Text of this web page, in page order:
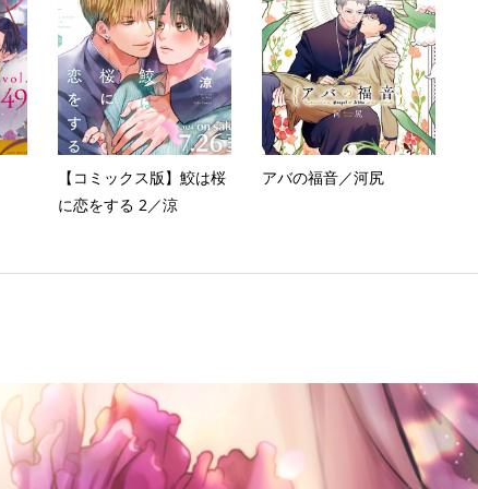
【コミックス版】鮫は桜
に恋をする 2／涼
アバの福音／河尻